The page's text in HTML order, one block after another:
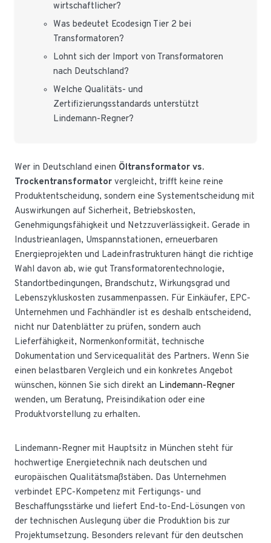
wirtschaftlicher?
Was bedeutet Ecodesign Tier 2 bei
Transformatoren?
Lohnt sich der Import von Transformatoren
nach Deutschland?
Welche Qualitäts- und
Zertifizierungsstandards unterstützt
Lindemann-Regner?
Wer in Deutschland einen Öltransformator vs.
Trockentransformator vergleicht, trifft keine reine
Produktentscheidung, sondern eine Systementscheidung mit
Auswirkungen auf Sicherheit, Betriebskosten,
Genehmigungsfähigkeit und Netzzuverlässigkeit. Gerade in
Industrieanlagen, Umspannstationen, erneuerbaren
Energieprojekten und Ladeinfrastrukturen hängt die richtige
Wahl davon ab, wie gut Transformatorentechnologie,
Standortbedingungen, Brandschutz, Wirkungsgrad und
Lebenszykluskosten zusammenpassen. Für Einkäufer, EPC-
Unternehmen und Fachhändler ist es deshalb entscheidend,
nicht nur Datenblätter zu prüfen, sondern auch
Lieferfähigkeit, Normenkonformität, technische
Dokumentation und Servicequalität des Partners. Wenn Sie
einen belastbaren Vergleich und ein konkretes Angebot
wünschen, können Sie sich direkt an Lindemann-Regner
wenden, um Beratung, Preisindikation oder eine
Produktvorstellung zu erhalten.
Lindemann-Regner mit Hauptsitz in München steht für
hochwertige Energietechnik nach deutschen und
europäischen Qualitätsmaßstäben. Das Unternehmen
verbindet EPC-Kompetenz mit Fertigungs- und
Beschaffungsstärke und liefert End-to-End-Lösungen von
der technischen Auslegung über die Produktion bis zur
Projektumsetzung. Besonders relevant für den deutschen